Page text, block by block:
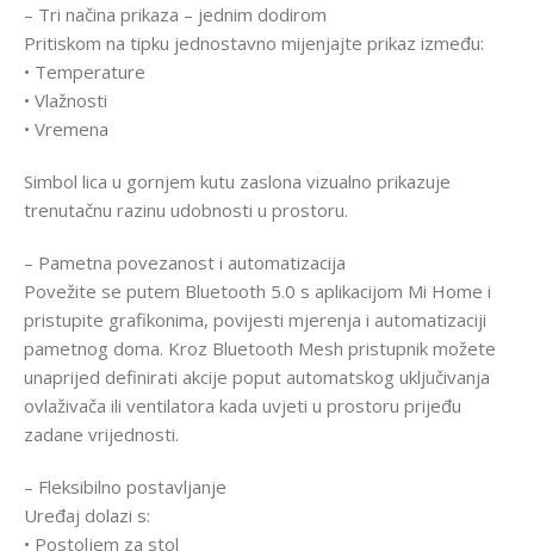
– Tri načina prikaza – jednim dodirom
Pritiskom na tipku jednostavno mijenjajte prikaz između:
• Temperature
• Vlažnosti
• Vremena
Simbol lica u gornjem kutu zaslona vizualno prikazuje
trenutačnu razinu udobnosti u prostoru.
– Pametna povezanost i automatizacija
Povežite se putem Bluetooth 5.0 s aplikacijom Mi Home i
pristupite grafikonima, povijesti mjerenja i automatizaciji
pametnog doma. Kroz Bluetooth Mesh pristupnik možete
unaprijed definirati akcije poput automatskog uključivanja
ovlaživača ili ventilatora kada uvjeti u prostoru prijeđu
zadane vrijednosti.
– Fleksibilno postavljanje
Uređaj dolazi s:
• Postoljem za stol